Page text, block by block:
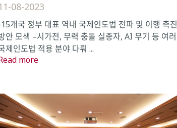
08-2023
개국 정부 대표 역내 국제인도법 전파 및 이행 촉진
안 모색 –시가전, 무력 충돌 실종자, AI 무기 등 여러
제인도법 적용 분야 다뤄 ...
more